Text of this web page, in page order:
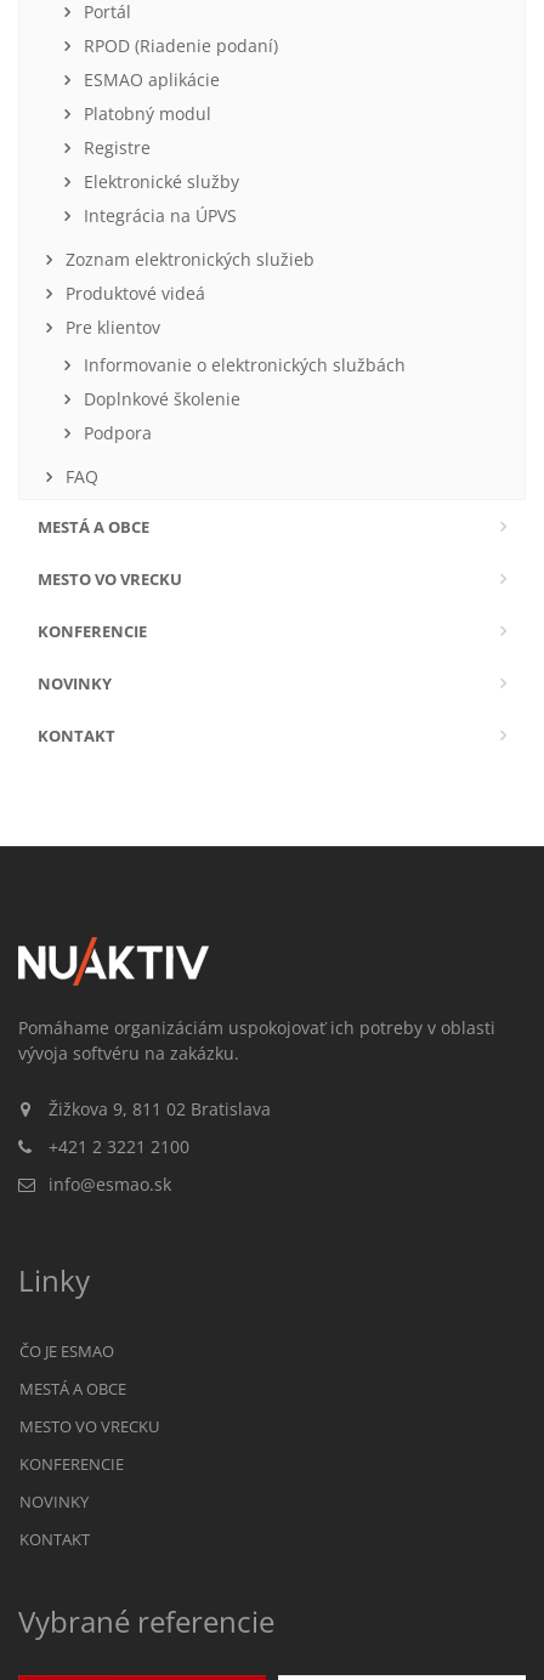
Portál
RPOD (Riadenie podaní)
ESMAO aplikácie
Platobný modul
Registre
Elektronické služby
Integrácia na ÚPVS
Zoznam elektronických služieb
Produktové videá
Pre klientov
Informovanie o elektronických službách
Doplnkové školenie
Podpora
FAQ
MESTÁ A OBCE
MESTO VO VRECKU
KONFERENCIE
NOVINKY
KONTAKT
Pomáhame organizáciám uspokojovať ich potreby v oblasti
vývoja softvéru na zakázku.
Žižkova 9, 811 02 Bratislava
+421 2 3221 2100
info@esmao.sk
Linky
ČO JE ESMAO
MESTÁ A OBCE
MESTO VO VRECKU
KONFERENCIE
NOVINKY
KONTAKT
Vybrané referencie